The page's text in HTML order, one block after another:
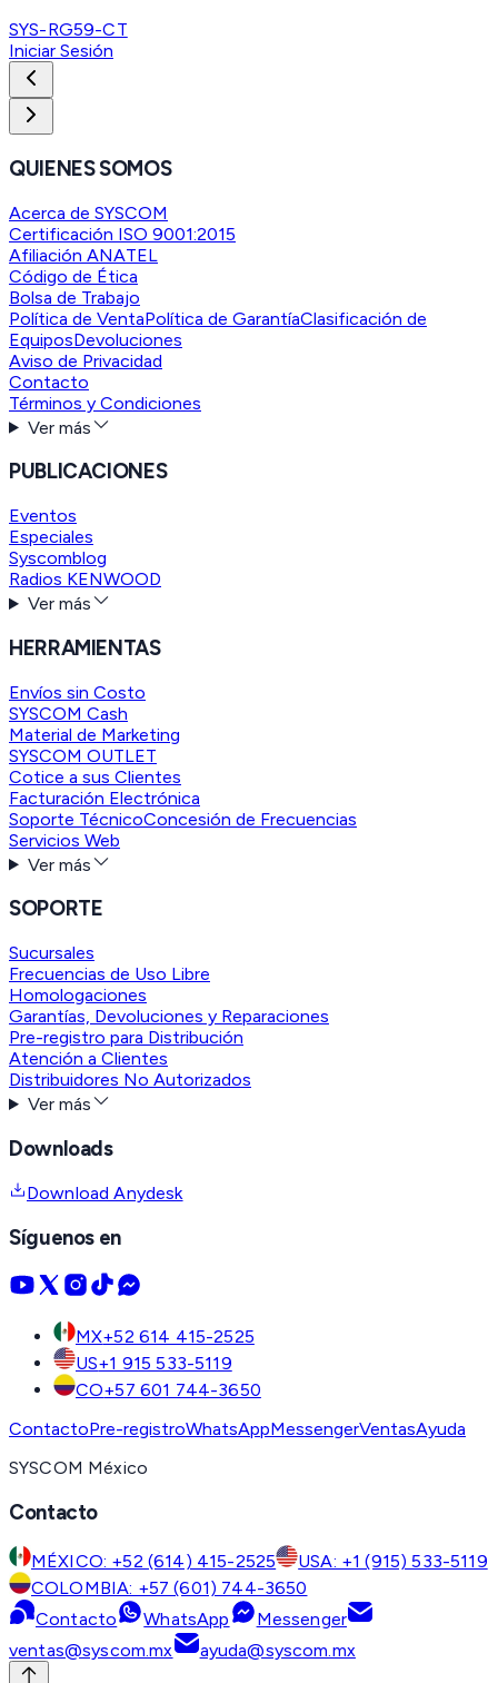
SYS-RG59-CT
Iniciar Sesión
QUIENES SOMOS
Acerca de SYSCOM
Certificación ISO 9001:2015
Afiliación ANATEL
Código de Ética
Bolsa de Trabajo
Política de VentaPolítica de GarantíaClasificación de
EquiposDevoluciones
Aviso de Privacidad
Contacto
Términos y Condiciones
Ver más
PUBLICACIONES
Eventos
Especiales
Syscomblog
Radios KENWOOD
Ver más
HERRAMIENTAS
Envíos sin Costo
SYSCOM Cash
Material de Marketing
SYSCOM OUTLET
Cotice a sus Clientes
Facturación Electrónica
Soporte TécnicoConcesión de Frecuencias
Servicios Web
Ver más
SOPORTE
Sucursales
Frecuencias de Uso Libre
Homologaciones
Garantías, Devoluciones y Reparaciones
Pre-registro para Distribución
Atención a Clientes
Distribuidores No Autorizados
Ver más
Downloads
Download Anydesk
Síguenos en
MX+52 614 415-2525
US+1 915 533-5119
CO+57 601 744-3650
ContactoPre-registroWhatsAppMessengerVentasAyuda
SYSCOM México
Contacto
MÉXICO: +52 (614) 415-2525
USA: +1 (915) 533-5119
COLOMBIA: +57 (601) 744-3650
Contacto
WhatsApp
Messenger
ventas@syscom.mx
ayuda@syscom.mx